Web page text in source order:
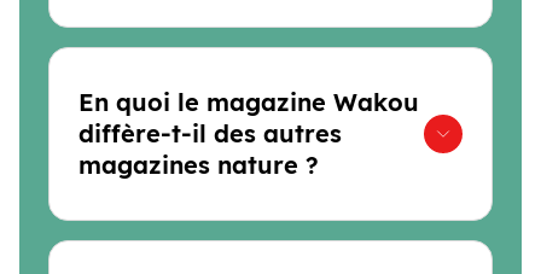
En quoi le magazine Wakou
diffère-t-il des autres
magazines nature ?